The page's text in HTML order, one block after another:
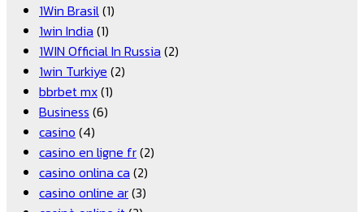
1Win Brasil(1)
1win India (1)
1WIN Official In Russia (2)
1win Turkiye (2)
bbrbet mx(1)
Business (6)
casino (4)
casino en ligne fr(2)
casino onlina ca (2)
casino online ar(3)